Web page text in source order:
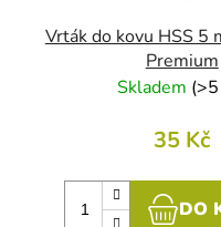
Vrták do kovu HSS 5
Premium
Skladem (
35 Kč
DO